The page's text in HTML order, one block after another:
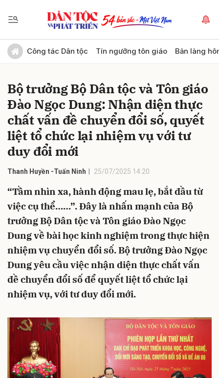
Công tác Dân tộc Tín ngưỡng tôn giáo Bản làng
Bộ trưởng Bộ Dân tộc và Tôn giáo
Đào Ngọc Dung: Nhận diện thực
chất vấn đề chuyển đổi số, quyết
liệt tổ chức lại nhiệm vụ với tư
duy đổi mới
Thanh Huyền -Tuấn Ninh 25/07/2025 14:20
“Tầm nhìn xa, hành động mau lẹ, bắt đầu từ
việc cụ thể……”. Đây là nhấn mạnh của Bộ
trưởng Bộ Dân tộc và Tôn giáo Đào Ngọc
Dung về bài học kinh nghiệm trong thực hiện
nhiệm vụ chuyển đổi số. Bộ trưởng Đào Ngọc
Dung yêu cầu việc nhận diện thực chất vấn
đề chuyển đổi số để quyết liệt tổ chức lại
nhiệm vụ, với tư duy đổi mới.
Gửi bình luận